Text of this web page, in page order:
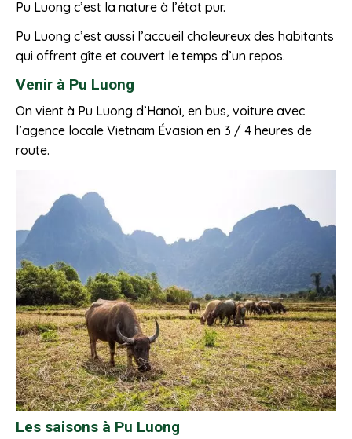
Pu Luong c’est la nature à l’état pur.
Pu Luong c’est aussi l’accueil chaleureux des habitants
qui offrent gîte et couvert le temps d’un repos.
Venir à Pu Luong
On vient à Pu Luong d’Hanoï, en bus, voiture avec
l’agence locale Vietnam Évasion en 3 / 4 heures de
route.
Les saisons à Pu Luong